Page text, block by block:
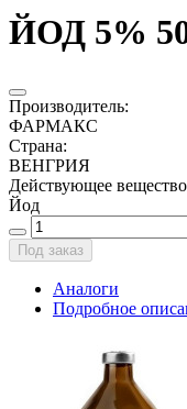
ЙОД 5%
Производитель:
ФАРМАКС
Страна:
ВЕНГРИЯ
Действующее
Йод
Под заказ
Аналоги
Подробное